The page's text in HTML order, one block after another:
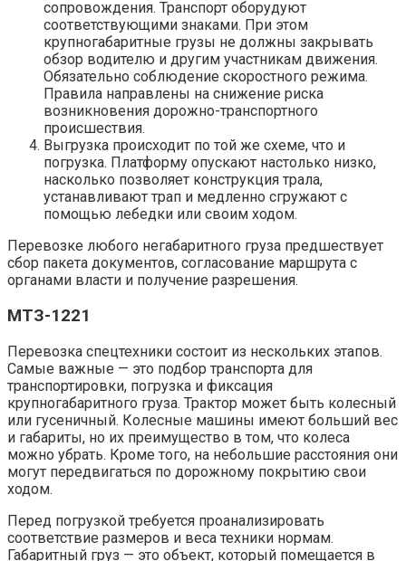
сопровождения. Транспорт оборудуют
соответствующими знаками. При этом
крупногабаритные грузы не должны закрывать
обзор водителю и другим участникам движения.
Обязательно соблюдение скоростного режима.
Правила направлены на снижение риска
возникновения дорожно-транспортного
происшествия.
Выгрузка происходит по той же схеме, что и
погрузка. Платформу опускают настолько низко,
насколько позволяет конструкция трала,
устанавливают трап и медленно сгружают с
помощью лебедки или своим ходом.
Перевозке любого негабаритного груза предшествует
сбор пакета документов, согласование маршрута с
органами власти и получение разрешения.
МТЗ-1221
Перевозка спецтехники состоит из нескольких этапов.
Самые важные — это подбор транспорта для
транспортировки, погрузка и фиксация
крупногабаритного груза. Трактор может быть колесный
или гусеничный. Колесные машины имеют больший вес
и габариты, но их преимущество в том, что колеса
можно убрать. Кроме того, на небольшие расстояния они
могут передвигаться по дорожному покрытию свои
ходом.
Перед погрузкой требуется проанализировать
соответствие размеров и веса техники нормам.
Габаритный груз — это объект, который помещается в